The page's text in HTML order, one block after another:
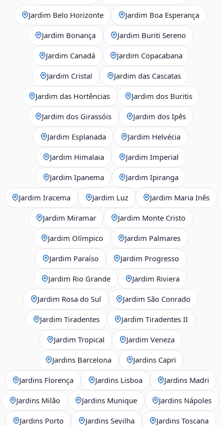
Jardim Belo Horizonte Jardim Boa Esperança
Jardim Bonança Jardim Buriti Sereno
Jardim Canadá Jardim Copacabana
Jardim Cristal Jardim das Cascatas
Jardim das Hortências Jardim dos Buritis
Jardim dos Girassóis Jardim dos Ipês
Jardim Esplanada Jardim Helvécia
Jardim Himalaia Jardim Imperial
Jardim Ipanema Jardim Ipiranga
Jardim Iracema Jardim Luz Jardim Maria Inês
Jardim Miramar Jardim Monte Cristo
Jardim Olímpico Jardim Palmares
Jardim Paraíso Jardim Progresso
Jardim Rio Grande Jardim Riviera
Jardim Rosa do Sul Jardim São Conrado
Jardim Tiradentes Jardim Tiradentes II
Jardim Tropical Jardim Veneza
Jardins Barcelona Jardins Capri
Jardins Florença Jardins Lisboa Jardins Madri
Jardins Milão Jardins Munique Jardins Nápoles
Jardins Porto Jardins Sevilha Jardins Toscana